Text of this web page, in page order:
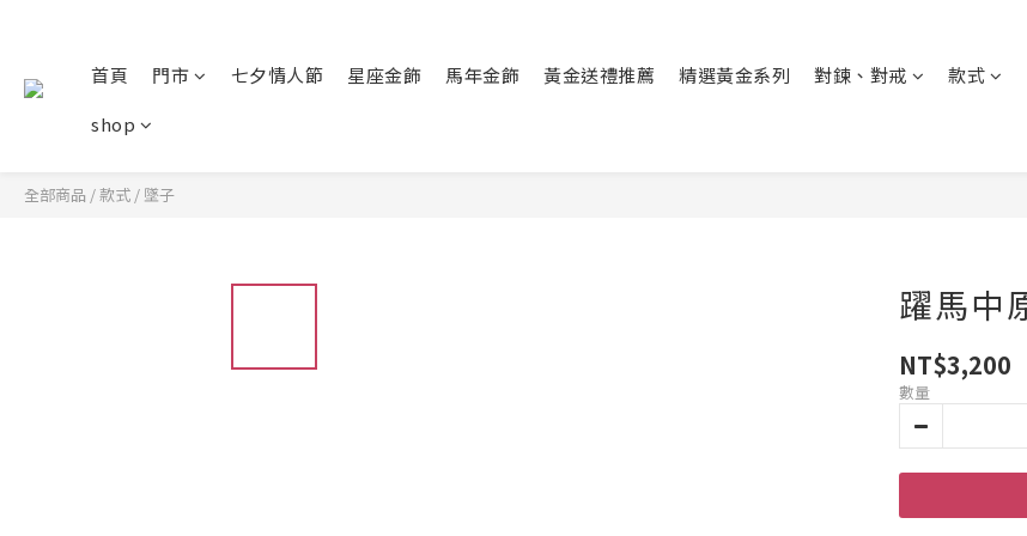
首頁 門市 七夕情人節 星座金飾 馬年金飾 黃金送禮推薦 精選黃金系列 對鍊、對戒 款式
shop
全部商品 /款式 / 墜子
躍馬中
NT$3,200
數量